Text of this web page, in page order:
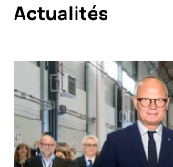
Actualités